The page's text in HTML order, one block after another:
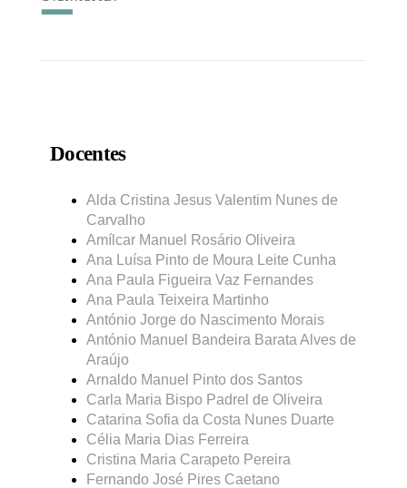
Docentes
Alda Cristina Jesus Valentim Nunes de
Carvalho
Amílcar Manuel Rosário Oliveira
Ana Luísa Pinto de Moura Leite Cunha
Ana Paula Figueira Vaz Fernandes
Ana Paula Teixeira Martinho
António Jorge do Nascimento Morais
António Manuel Bandeira Barata Alves de
Araújo
Arnaldo Manuel Pinto dos Santos
Carla Maria Bispo Padrel de Oliveira
Catarina Sofia da Costa Nunes Duarte
Célia Maria Dias Ferreira
Cristina Maria Carapeto Pereira
Fernando José Pires Caetano